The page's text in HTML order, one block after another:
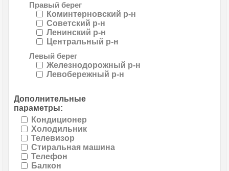
Правый берег
Коминтерновский р-н
Советский р-н
Ленинский р-н
Центральный р-н
Левый берег
Железнодорожный р-н
Левобережный р-н
Дополнительные
параметры:
Кондиционер
Холодильник
Телевизор
Стиральная машина
Телефон
Балкон